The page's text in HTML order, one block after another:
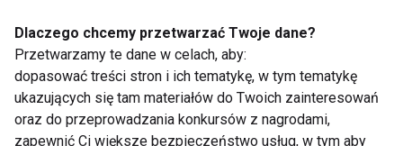
przestrzeni fitness w klubach. W to wszystko
wpisuje się aspekt social media i postowania swoich
postępów, danej serii przysiadów czy martwego
ciągu, podciągnięć z dodatkowym obciążeniem etc.
To niewątpliwie istotny i dynamicznie rozwijający
Dlaczego chcemy przetwarzać Twoje dane?
Przetwarzamy te dane w celach, aby:
dopasować treści stron i ich tematykę, w tym tematykę
ukazujących się tam materiałów do Twoich zainteresowań
oraz do przeprowadzania konkursów z nagrodami,
zapewnić Ci większe bezpieczeństwo usług, w tym aby